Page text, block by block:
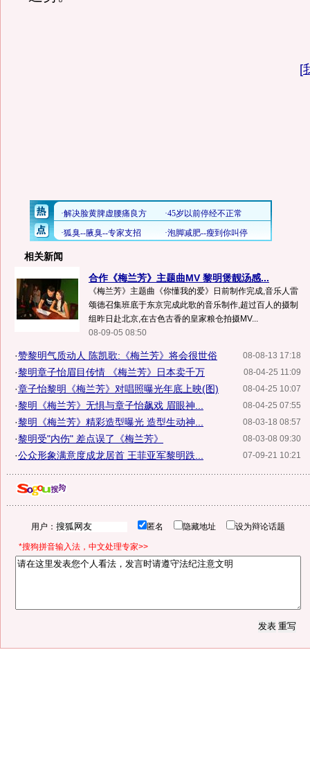
[
相关新闻
合作《梅兰芳》主题曲MV 黎明煲靓汤感...
《梅兰芳》主题曲《你懂我的爱》日前制作完成,音乐人雷
颂德召集班底于东京完成此歌的音乐制作,超过百人的摄制
组昨日赴北京,在古色古香的皇家粮仓拍摄MV...
08-09-05 08:50
08-08-13 17:18
·赞黎明气质动人 陈凯歌:《梅兰芳》将会很世俗
08-04-25 11:09
·黎明章子怡眉目传情 《梅兰芳》日本卖千万
08-04-25 10:07
·章子怡黎明《梅兰芳》对唱照曝光年底上映(图)
08-04-25 07:55
·黎明《梅兰芳》无惧与章子怡飙戏 眉眼神...
08-03-18 08:57
·黎明《梅兰芳》精彩造型曝光 造型生动神...
08-03-08 09:30
·黎明受"内伤" 差点误了《梅兰芳》
07-09-21 10:21
·公众形象满意度成龙居首 王菲亚军黎明跌...
用户： 匿名 隐藏地址 设为辩论话题
*搜狗拼音输入法，中文处理专家>>